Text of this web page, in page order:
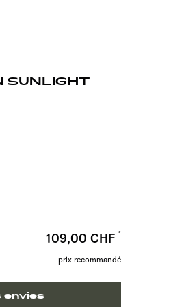
SUNLIGHT
109,00 CHF
prix recommandé
envies